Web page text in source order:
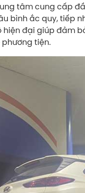
tâm cung cấp
bình ắc quy, tiếp
hiện đại giúp đảm
tiện.